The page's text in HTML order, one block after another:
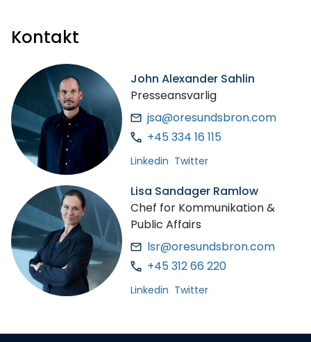
Kontakt
John Alexander Sahlin
Presseansvarlig
jsa@oresundsbron.com
+45 334 16 115
Linkedin Twitter
Lisa Sandager Ramlow
Chef for Kommunikation &
Public Affairs
lsr@oresundsbron.com
+45 312 66 220
Linkedin Twitter